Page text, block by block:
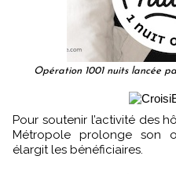
Opération 1001 nuits lancée
Pour soutenir l’activité des hôteliers angevins Angers Loire
Métropole prolonge son
élargit les bénéficiaires.